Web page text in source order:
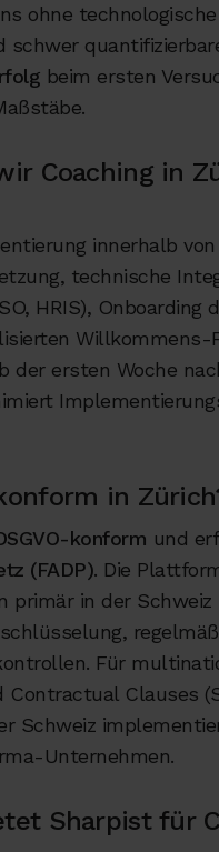
ohne
schwer
beim ersten
Coaching in
innerhalb
technische
HRIS), Onboarding
der ersten Woche
in
konform und
(FADP). Die
primär in der Schweiz
Für
Clauses
Schweiz
Unternehmen.
Sharpist für